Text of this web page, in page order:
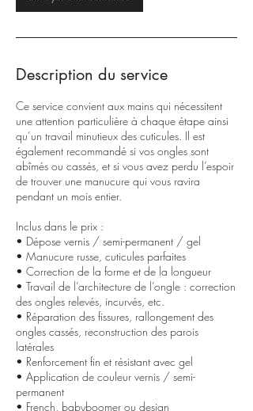
Description du service
Ce service convient aux mains qui nécessitent
une attention particulière à chaque étape ainsi
qu’un travail minutieux des cuticules. Il est
également recommandé si vos ongles sont
abîmés ou cassés, et si vous avez perdu l’espoir
de trouver une manucure qui vous ravira
pendant un mois entier.
Inclus dans le prix :
• Dépose vernis / semi-permanent / gel
• Manucure russe, cuticules parfaites
• Correction de la forme et de la longueur
• Travail de l’architecture de l’ongle : correction
des ongles relevés, incurvés, etc.
• Réparation des fissures, rallongement des
ongles cassés, reconstruction des parois
latérales
• Renforcement fin et résistant avec gel
• Application de couleur vernis / semi-
permanent
• French, babyboomer ou design